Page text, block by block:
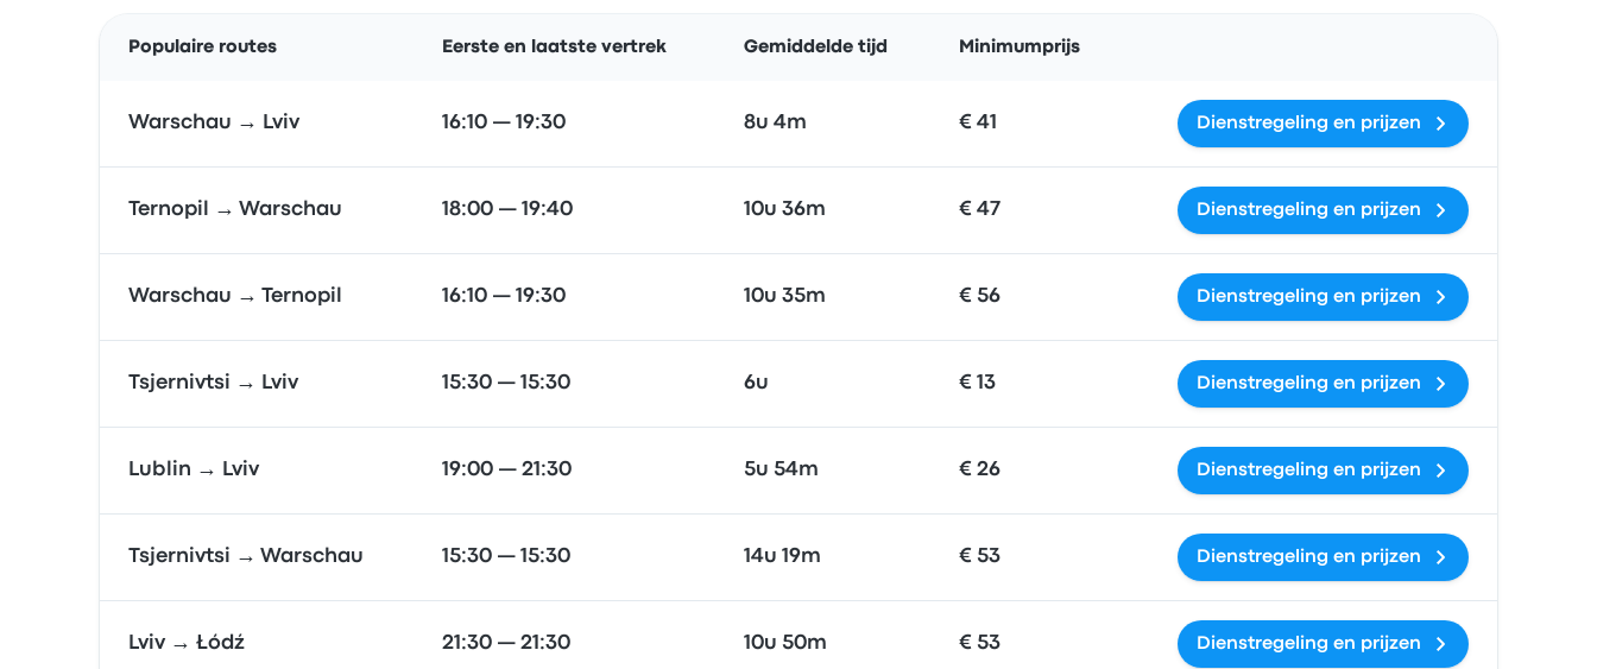
Populaire routes Eerste en laatste vertrek Gemiddelde tijd Minimumprijs
Warschau → Lviv 16:10 — 19:30 8u 4m € 41 Dienstregeling en prijzen
Ternopil → Warschau 18:00 — 19:40 10u 36m € 47 Dienstregeling en prijzen
Warschau → Ternopil 16:10 — 19:30 10u 35m € 56 Dienstregeling en prijzen
Tsjernivtsi → Lviv 15:30 — 15:30 6u € 13 Dienstregeling en prijzen
Lublin → Lviv 19:00 — 21:30 5u 54m € 26 Dienstregeling en prijzen
Tsjernivtsi → Warschau 15:30 — 15:30 14u 19m € 53 Dienstregeling en prijzen
Lviv → Łódź 21:30 — 21:30 10u 50m € 53 Dienstregeling en prijzen